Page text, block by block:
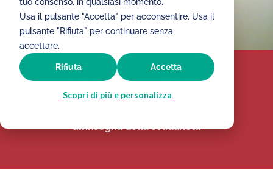
Usa il pulsante "Accetta" per acconsentire. Usa il
pulsante "Rifiuta" per continuare senza
accettare.
Scopri di più e personalizza
Accetta
Rifiuta
all’insegna della solidarietà